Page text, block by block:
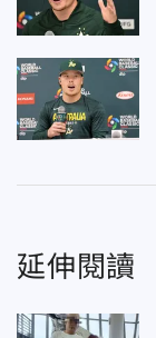
延伸閱讀